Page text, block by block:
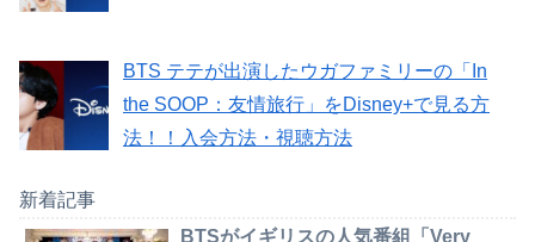
BTS テテが出演したウガファミリーの「In
the SOOP：友情旅行」をDisney+で見る方
法！！入会方法・視聴方法
新着記事
BTSがイギリスの人気番組「Very